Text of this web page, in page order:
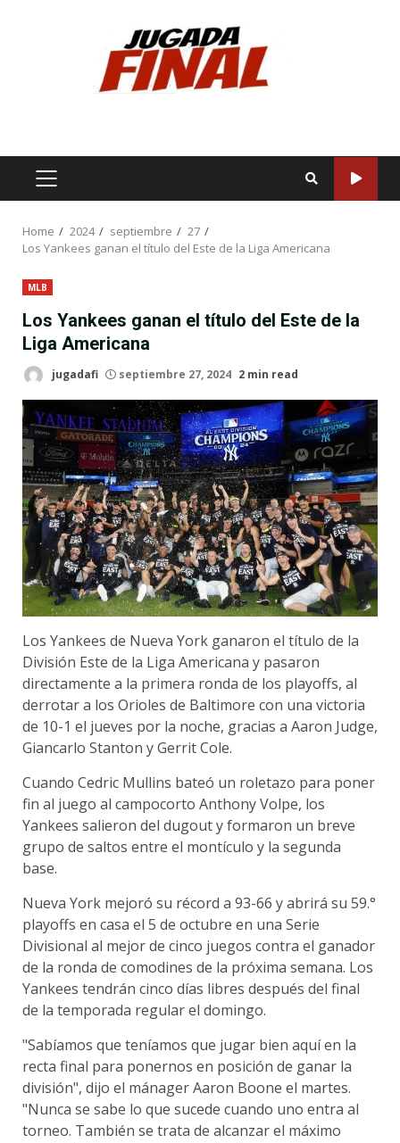
PRIMARY
Home 2024 septiembre
27
Los Yankees ganan el título del Este de la Liga Americana
MLB
Los Yankees ganan el título del Este de la
Liga Americana
jugadafi septiembre 27, 2024 2 min read
Los Yankees de Nueva York ganaron el título de la
División Este de la Liga Americana y pasaron
directamente a la primera ronda de los playoffs, al
derrotar a los Orioles de Baltimore con una victoria
de 10-1 el jueves por la noche, gracias a Aaron Judge,
Giancarlo Stanton y Gerrit Cole.
Cuando Cedric Mullins bateó un roletazo para poner
fin al juego al campocorto Anthony Volpe, los
Yankees salieron del dugout y formaron un breve
grupo de saltos entre el montículo y la segunda
base.
Nueva York mejoró su récord a 93-66 y abrirá su 59.°
playoffs en casa el 5 de octubre en una Serie
Divisional al mejor de cinco juegos contra el ganador
de la ronda de comodines de la próxima semana. Los
Yankees tendrán cinco días libres después del final
de la temporada regular el domingo.
"Sabíamos que teníamos que jugar bien aquí en la
recta final para ponernos en posición de ganar la
división", dijo el mánager Aaron Boone el martes.
"Nunca se sabe lo que sucede cuando uno entra al
torneo. También se trata de alcanzar el máximo